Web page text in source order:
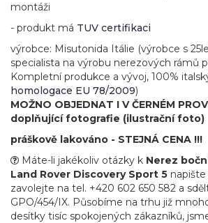
montáži
- produkt má TUV certifikaci
výrobce: Misutonida Itálie (výrobce s
specialista na výrobu nerezových rámů
Kompletní produkce a vývoj, 100%
homologace EU 78/2009)
MOŽNO OBJEDNAT I V ČERNÉM
doplňující fotografie (ilustrační foto)
práškově lakováno - STEJNÁ CENA !!!
Máte-li jakékoliv otázky k Nerez
Land Rover Discovery Sport 5
zavolejte na tel. +420 602 650 582 a
GPO/454/IX. Působíme na trhu již
desítky tisíc spokojených zákazníků,